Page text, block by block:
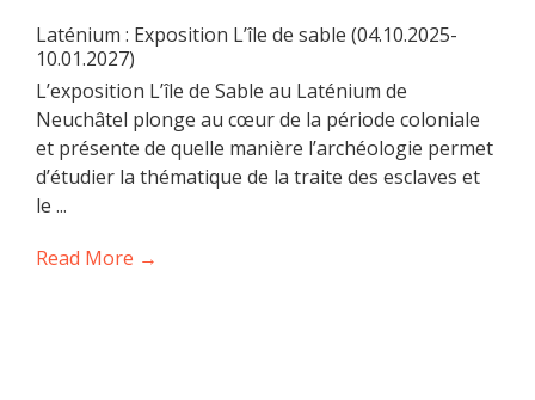
Laténium : Exposition L’île de sable (04.10.2025-
10.01.2027)
L’exposition L’île de Sable au Laténium de
Neuchâtel plonge au cœur de la période coloniale
et présente de quelle manière l’archéologie permet
d’étudier la thématique de la traite des esclaves et
le ...
Read More →